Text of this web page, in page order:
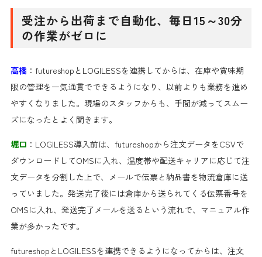
受注から出荷まで自動化、毎日15～30分
の作業がゼロに
高橋：futureshopとLOGILESSを連携してからは、在庫や賞味期
限の管理を一気通貫でできるようになり、以前よりも業務を進め
やすくなりました。現場のスタッフからも、手間が減ってスムー
ズになったとよく聞きます。
堀口 ：LOGILESS導入前は、futureshopから注文データをCSVで
ダウンロードしてOMSに入れ、温度帯や配送キャリアに応じて注
文データを分割した上で、メールで伝票と納品書を物流倉庫に送
っていました。発送完了後には倉庫から送られてくる伝票番号を
OMSに入れ、発送完了メールを送るという流れで、マニュアル作
業が多かったです。
futureshopとLOGILESSを連携できるようになってからは、注文